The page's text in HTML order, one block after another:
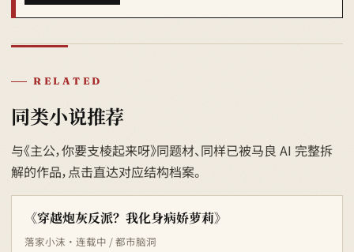
RELATED
同类小说推荐
与《主公，你要支棱起来呀》同题材、同样已被马良 AI 完整拆
解的作品，点击直达对应结构档案。
《穿越炮灰反派？我化身病娇萝莉》
落家小沫 · 连载中 / 都市脑洞